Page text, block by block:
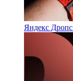
Яндекс